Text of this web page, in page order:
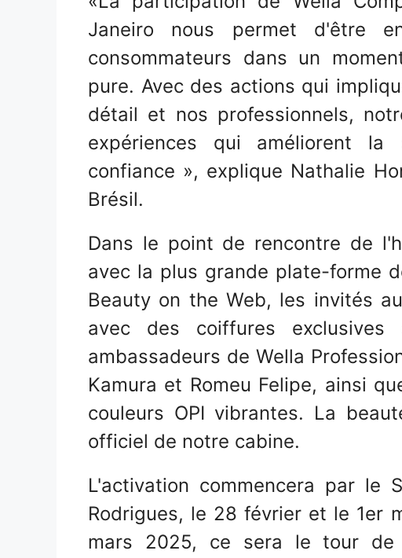
Janeiro nous permet d'être
consommateurs dans un
pure. Avec des actions qui
détail et nos professionnels,
expériences qui améliorent
confiance », explique Nathalie
Brésil.
Dans le point de rencontre de
avec la plus grande plate-forme
Beauty on the Web, les invités
avec des coiffures
ambassadeurs de Wella
Kamura et Romeu Felipe, ainsi
couleurs OPI vibrantes. La
officiel de notre cabine.
L'activation commencera par le
Rodrigues, le 28 février et le 1er
mars 2025, ce sera le tour de